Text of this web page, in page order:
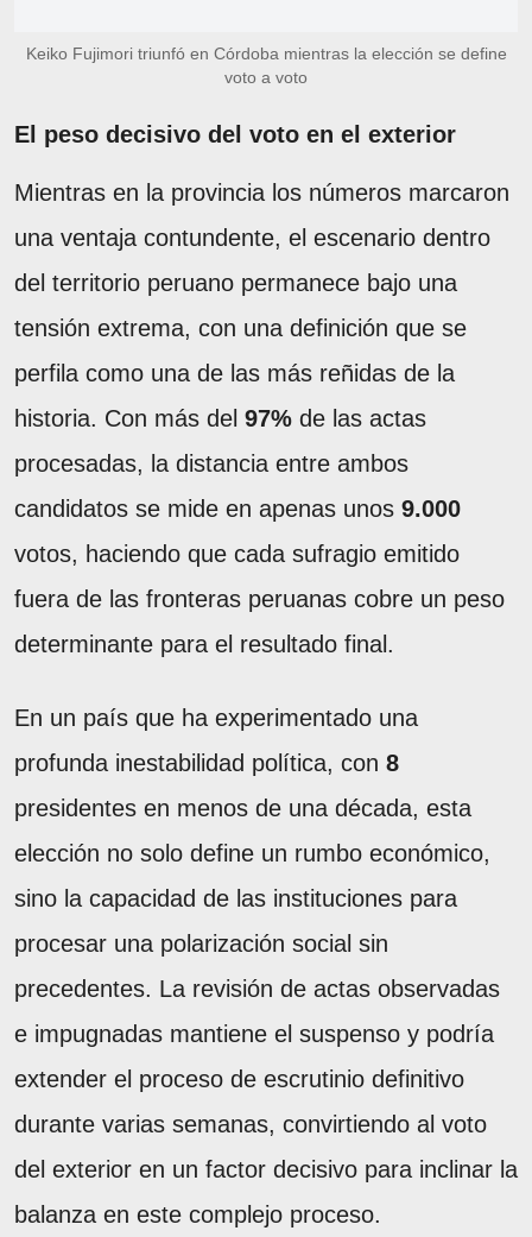
Keiko Fujimori triunfó en Córdoba mientras la elección se define
voto a voto
El peso decisivo del voto en el exterior
Mientras en la provincia los números marcaron
una ventaja contundente, el escenario dentro
del territorio peruano permanece bajo una
tensión extrema, con una definición que se
perfila como una de las más reñidas de la
historia. Con más del 97% de las actas
procesadas, la distancia entre ambos
candidatos se mide en apenas unos 9.000
votos, haciendo que cada sufragio emitido
fuera de las fronteras peruanas cobre un peso
determinante para el resultado final.
En un país que ha experimentado una
profunda inestabilidad política, con 8
presidentes en menos de una década, esta
elección no solo define un rumbo económico,
sino la capacidad de las instituciones para
procesar una polarización social sin
precedentes. La revisión de actas observadas
e impugnadas mantiene el suspenso y podría
extender el proceso de escrutinio definitivo
durante varias semanas, convirtiendo al voto
del exterior en un factor decisivo para inclinar la
balanza en este complejo proceso.